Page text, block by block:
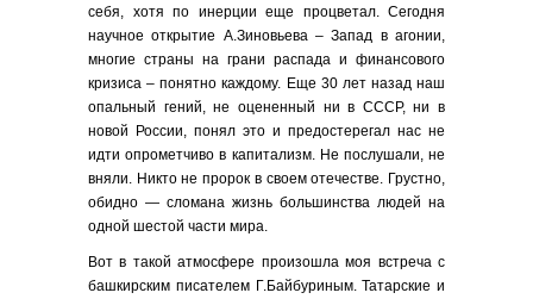
себя, хотя по инерции еще процветал. Сегодня
научное открытие А.Зиновьева – Запад в агонии,
многие страны на грани распада и финансового
кризиса – понятно каждому. Еще 30 лет назад наш
опальный гений, не оцененный ни в СССР, ни в
новой России, понял это и предостерегал нас не
идти опрометчиво в капитализм. Не послушали, не
вняли. Никто не пророк в своем отечестве. Грустно,
обидно — сломана жизнь большинства людей на
одной шестой части мира.
Вот в такой атмосфере произошла моя встреча с
башкирским писателем Г.Байбуриным. Татарские и